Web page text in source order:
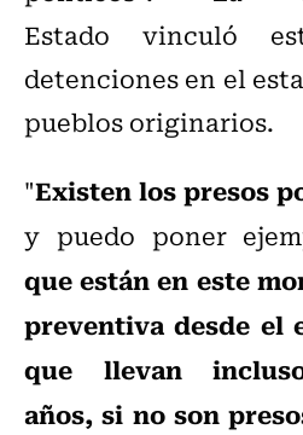
Estado vinculó
detenciones en el
pueblos originarios.
"Existen los presos
y puedo poner
que están en este
preventiva desde el
que llevan
años, si no son